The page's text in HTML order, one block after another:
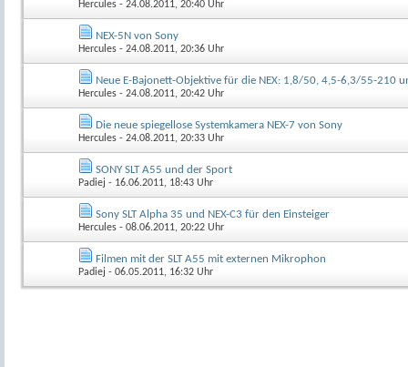
Hercules - 24.08.2011, 20:40 Uhr
NEX-5N von Sony
Hercules - 24.08.2011, 20:36 Uhr
Neue E-Bajonett-Objektive für die NEX: 1,8/50, 4,5-6,3/55-210
Hercules - 24.08.2011, 20:42 Uhr
Die neue spiegellose Systemkamera NEX-7 von Sony
Hercules - 24.08.2011, 20:33 Uhr
SONY SLT A55 und der Sport
Padiej - 16.06.2011, 18:43 Uhr
Sony SLT Alpha 35 und NEX-C3 für den Einsteiger
Hercules - 08.06.2011, 20:22 Uhr
Filmen mit der SLT A55 mit externen Mikrophon
Padiej - 06.05.2011, 16:32 Uhr